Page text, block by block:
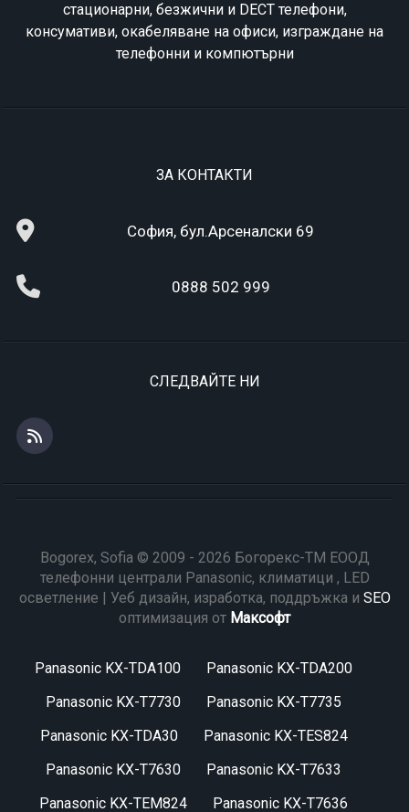
стационарни, безжични и DECT телефони,
консумативи, окабеляване на офиси, изграждане на
телефонни и компютърни
ЗА КОНТАКТИ
София, бул.Арсеналски 69
0888 502 999
СЛЕДВАЙТЕ НИ
Bogorex, Sofia © 2009 - 2026 Богорекс-ТМ ЕООД
телефонни централи Panasonic, климатици , LED
осветление | Уеб дизайн, изработка, поддръжка и SEO
оптимизация от Максофт
Panasonic KX-TDA100
Panasonic KX-TDA200
Panasonic KX-T7730
Panasonic KX-T7735
Panasonic KX-TDA30
Panasonic KX-TES824
Panasonic KX-T7630
Panasonic KX-T7633
Panasonic KX-TEM824
Panasonic KX-T7636